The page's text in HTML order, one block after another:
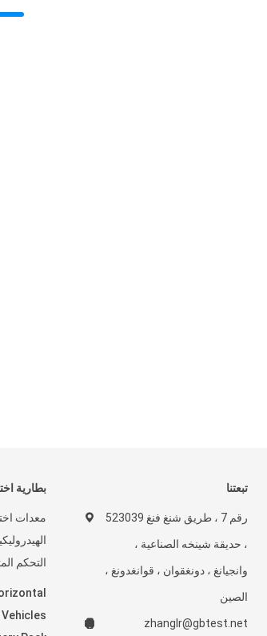
بطارية
معدات
التحكم
تبعتنا
رقم 7 ، طريق شنغ فنغ 523039
، حديقة شينخه الصناعية ،
وانجيانغ ، دونغقوان ، قوانغدونغ ،
الصين
zhanglr@gbtest.net